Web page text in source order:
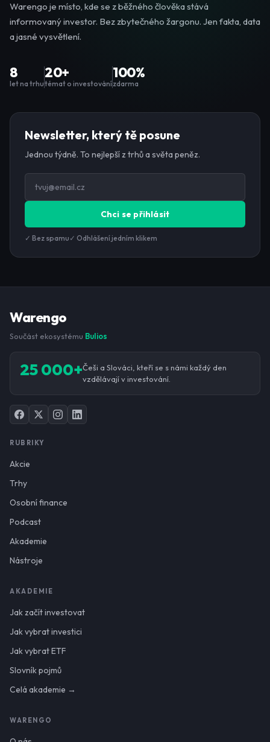
Warengo je místo, kde se z běžného člověka stává
informovaný investor. Bez zbytečného žargonu. Jen fakta, data
a jasné vysvětlení.
8
let na trhu
20+
témat o investování
100%
zdarma
Newsletter, který tě posune
Jednou týdně. To nejlepší z trhů a světa peněz.
Chci se přihlásit
✓ Bez spamu ✓ Odhlášení jedním klikem
Warengo
Součást ekosystému Bulios
25 000+Češi a Slováci, kteří se s námi každý den
vzdělávají v investování.
RUBRIKY
Akcie
Trhy
Osobní finance
Podcast
Akademie
Nástroje
AKADEMIE
Jak začít investovat
Jak vybrat investici
Jak vybrat ETF
Slovník pojmů
Celá akademie →
WARENGO